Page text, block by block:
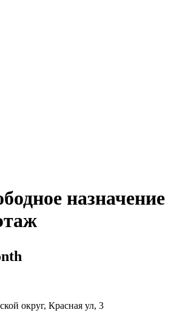
назначение
округ, Красная ул, 3